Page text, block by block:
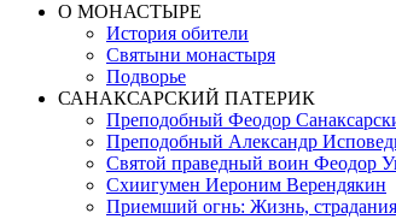
О МОНАСТЫРЕ
История обители
Святыни монастыря
Подворье
САНАКСАРСКИЙ ПАТЕРИК
Преподобный Феодор
Преподобный Александр
Святой праведный воин Феодор
Схиигумен Иероним Верендякин
Приемший огнь: Жизнь,